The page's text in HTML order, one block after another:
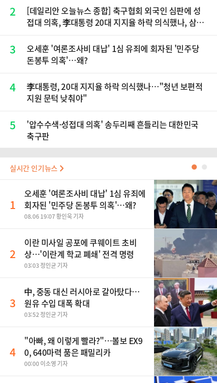
2
[데일리안 오늘뉴스 종합] 축구협회 외국인 심판에 성
접대 의혹, 李대통령 20대 지지율 하락 의식했나, 삼전
재점화, 김민석 "과반 승리 가능성 99%" 등
3
오세훈 '여론조사비 대납' 1심 유죄에 회자된 '민주당
돈봉투 의혹'…왜?
4
李대통령, 20대 지지율 하락 의식했나…"청년 보편적
지원 문턱 낮춰야"
5
'압수수색·성접대 의혹' 송두리째 흔들리는 대한민국
축구판
실시간 인기뉴스 ●
1
오세훈 '여론조사비 대납' 1심 유죄에
회자된 '민주당 돈봉투 의혹'…왜?
08.06 19:07 황인욱 기자
2
이란 미사일 공포에 쿠웨이트 초비
상…'이란계 학교 폐쇄' 전격 명령
03:03 정인균 기자
3
中, 중동 대신 러시아로 갈아탔다…
원유 수입 대폭 확대
03:52 정인균 기자
4
"아빠, 왜 이렇게 빨라?"…볼보 EX9
0, 640마력 품은 패밀리카
00:00 이소영 기자